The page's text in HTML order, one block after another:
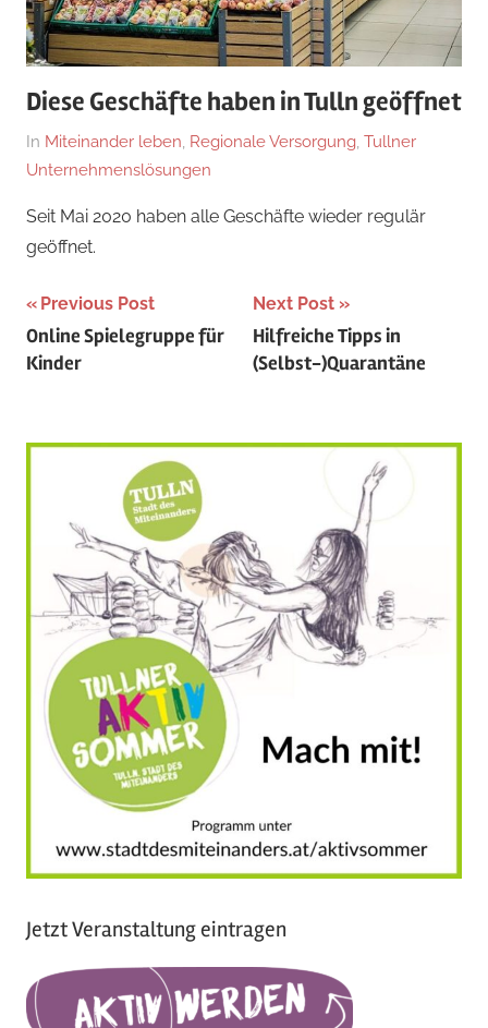
Diese Geschäfte haben in Tulln geöffnet
On
By
JirgalS
In Miteinander leben, Regionale Versorgung, Tullner
Unternehmenslösungen
Seit Mai 2020 haben alle Geschäfte wieder regulär
geöffnet.
Beitragsnavigation
Previous Post
Online Spielegruppe für
Kinder
Next Post
Hilfreiche Tipps in
(Selbst-)Quarantäne
Jetzt Veranstaltung eintragen